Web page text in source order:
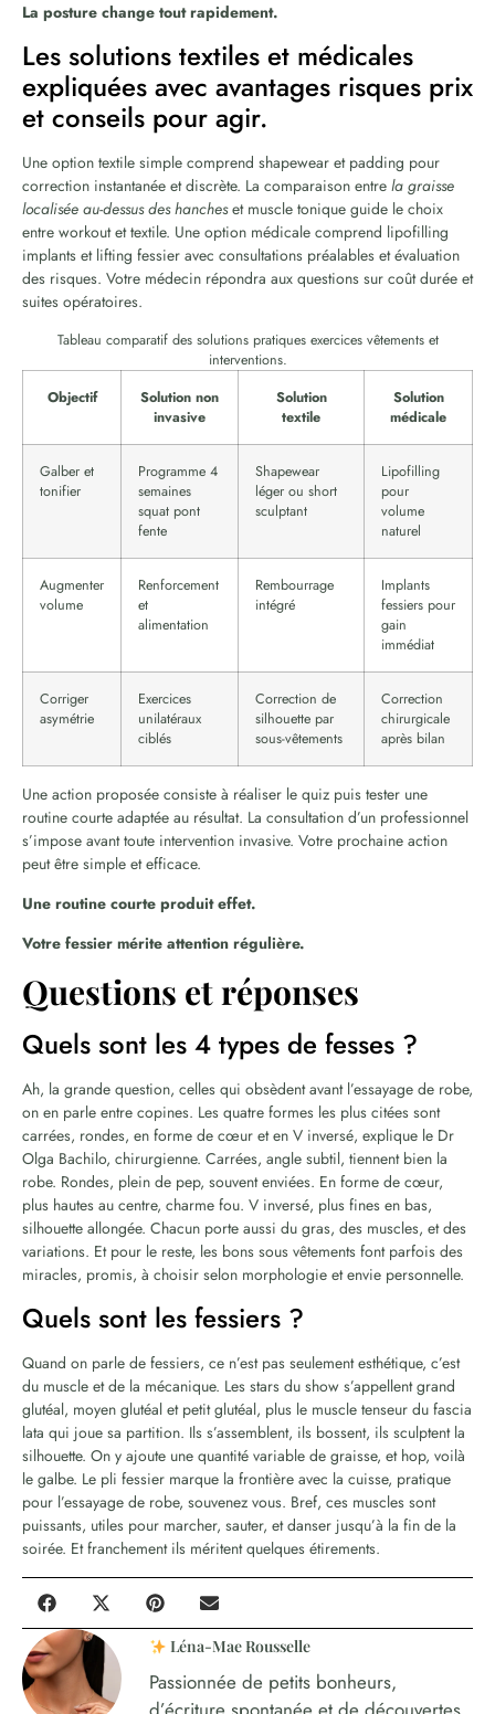
La posture change tout rapidement.
Les solutions textiles et médicales
expliquées avec avantages risques prix
et conseils pour agir.
Une option textile simple comprend shapewear et padding pour
correction instantanée et discrète. La comparaison entre la graisse
localisée au-dessus des hancheset muscle tonique guide le choix
entre workout et textile. Une option médicale comprend lipofilling
implants et lifting fessier avec consultations préalables et évaluation
des risques. Votre médecin répondra aux questions sur coût durée et
suites opératoires.
Tableau comparatif des solutions pratiques exercices vêtements et
interventions.
Objectif
Solution non
invasive
Solution
textile
Solution
médicale
Galber et
tonifier
Programme 4
semaines
squat pont
fente
Shapewear
léger ou short
sculptant
Lipofilling
pour
volume
naturel
Augmenter
volume
Renforcement
et
alimentation
Rembourrage
intégré
Implants
fessiers pour
gain
immédiat
Corriger
asymétrie
Exercices
unilatéraux
ciblés
Correction de
silhouette par
sous-vêtements
Correction
chirurgicale
après bilan
Une action proposée consiste à réaliser le quiz puis tester une
routine courte adaptée au résultat. La consultation d’un professionnel
s’impose avant toute intervention invasive. Votre prochaine action
peut être simple et efficace.
Une routine courte produit effet.
Votre fessier mérite attention régulière.
Questions et réponses
Quels sont les 4 types de fesses ?
Ah, la grande question, celles qui obsèdent avant l’essayage de robe,
on en parle entre copines. Les quatre formes les plus citées sont
carrées, rondes, en forme de cœur et en V inversé, explique le Dr
Olga Bachilo, chirurgienne. Carrées, angle subtil, tiennent bien la
robe. Rondes, plein de pep, souvent enviées. En forme de cœur,
plus hautes au centre, charme fou. V inversé, plus fines en bas,
silhouette allongée. Chacun porte aussi du gras, des muscles, et des
variations. Et pour le reste, les bons sous vêtements font parfois des
miracles, promis, à choisir selon morphologie et envie personnelle.
Quels sont les fessiers ?
Quand on parle de fessiers, ce n’est pas seulement esthétique, c’est
du muscle et de la mécanique. Les stars du show s’appellent grand
glutéal, moyen glutéal et petit glutéal, plus le muscle tenseur du fascia
lata qui joue sa partition. Ils s’assemblent, ils bossent, ils sculptent la
silhouette. On y ajoute une quantité variable de graisse, et hop, voilà
le galbe. Le pli fessier marque la frontière avec la cuisse, pratique
pour l’essayage de robe, souvenez vous. Bref, ces muscles sont
puissants, utiles pour marcher, sauter, et danser jusqu’à la fin de la
soirée. Et franchement ils méritent quelques étirements.
Léna-Mae Rousselle
Passionnée de petits bonheurs,